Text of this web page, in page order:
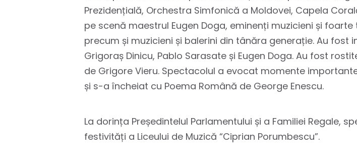
Prezidențială, Orchestra Simfonică a Moldovei, Capela
pe scenă maestrul Eugen Doga, eminenți muzicieni și
precum și muzicieni și balerini din tânăra generație. Au fost
Grigoraș Dinicu, Pablo Sarasate și Eugen Doga. Au fost
de Grigore Vieru. Spectacolul a evocat momente
și s-a încheiat cu Poema Română de George Enescu.
La dorința Președintelul Parlamentului și a Familiei Regale,
festivități a Liceului de Muzică “Ciprian Porumbescu”.